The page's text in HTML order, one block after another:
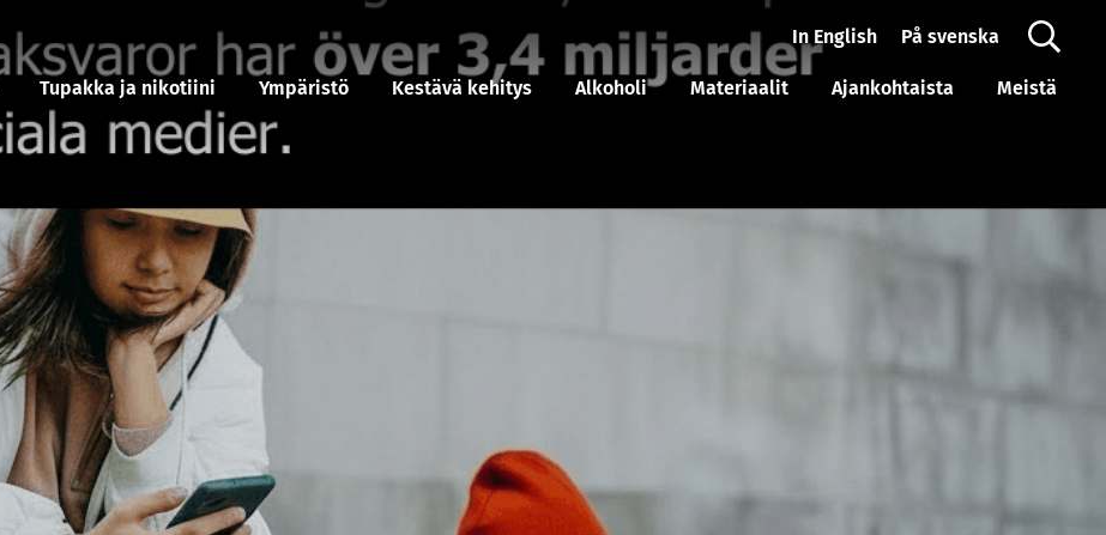
Tupakka ja nikotiini Ympäristö Kestävä kehitys Alkoholi Materiaalit Ajankohtaista Meistä
In English På svenska